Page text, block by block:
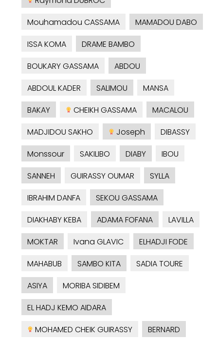
Mouhamadou CASSAMA
MAMADOU DABO
ISSA KOMA
DRAME BAMBO
BOUKARY GASSAMA
ABDOU
ABDOUL KADER
SALIMOU
MANSA
BAKAY
CHEIKH GASSAMA
MACALOU
MADJIDOU SAKHO
Joseph
DIBASSY
Monssour
SAKILIBO DIABY
IBOU
SANNEH
GUIRASSY OUMAR
SYLLA
IBRAHIM DANFA
SEKOU GASSAMA
DIAKHABY KEBA
ADAMA FOFANA
LAVILLA
MOKTAR
Ivana GLAVIC
ELHADJI FODE
MAHABUB
SAMBO KITA
SADIA TOURE
ASIYA
MORIBA SIDIBEM
EL HADJ KEMO AIDARA
MOHAMED CHEIK GUIRASSY
BERNARD